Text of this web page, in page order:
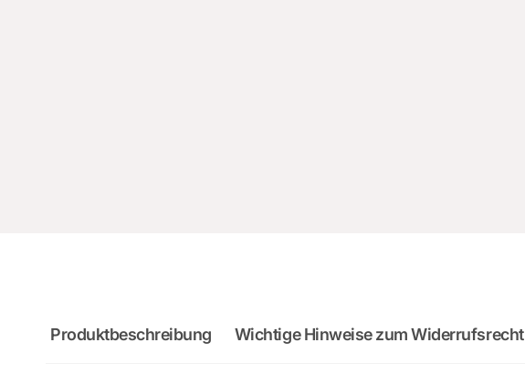
Produktbeschreibung Wichtige Hinweise zum Widerrufsrecht